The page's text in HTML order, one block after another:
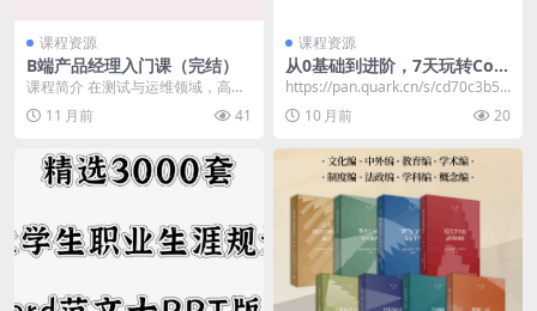
课程资源
B端产品经理入门课（完结）
课程简介 在测试与运维领域，高效
的产品设计与稳定的技术保障密不
可分。 本课程《B...
11 月前 41
课程资源
从0基础到进阶，7天玩转Com
fyUI，Comfyui工作流+AI视
频生成
https://pan.quark.cn/s/cd70c3b5d
352
10 月前 20